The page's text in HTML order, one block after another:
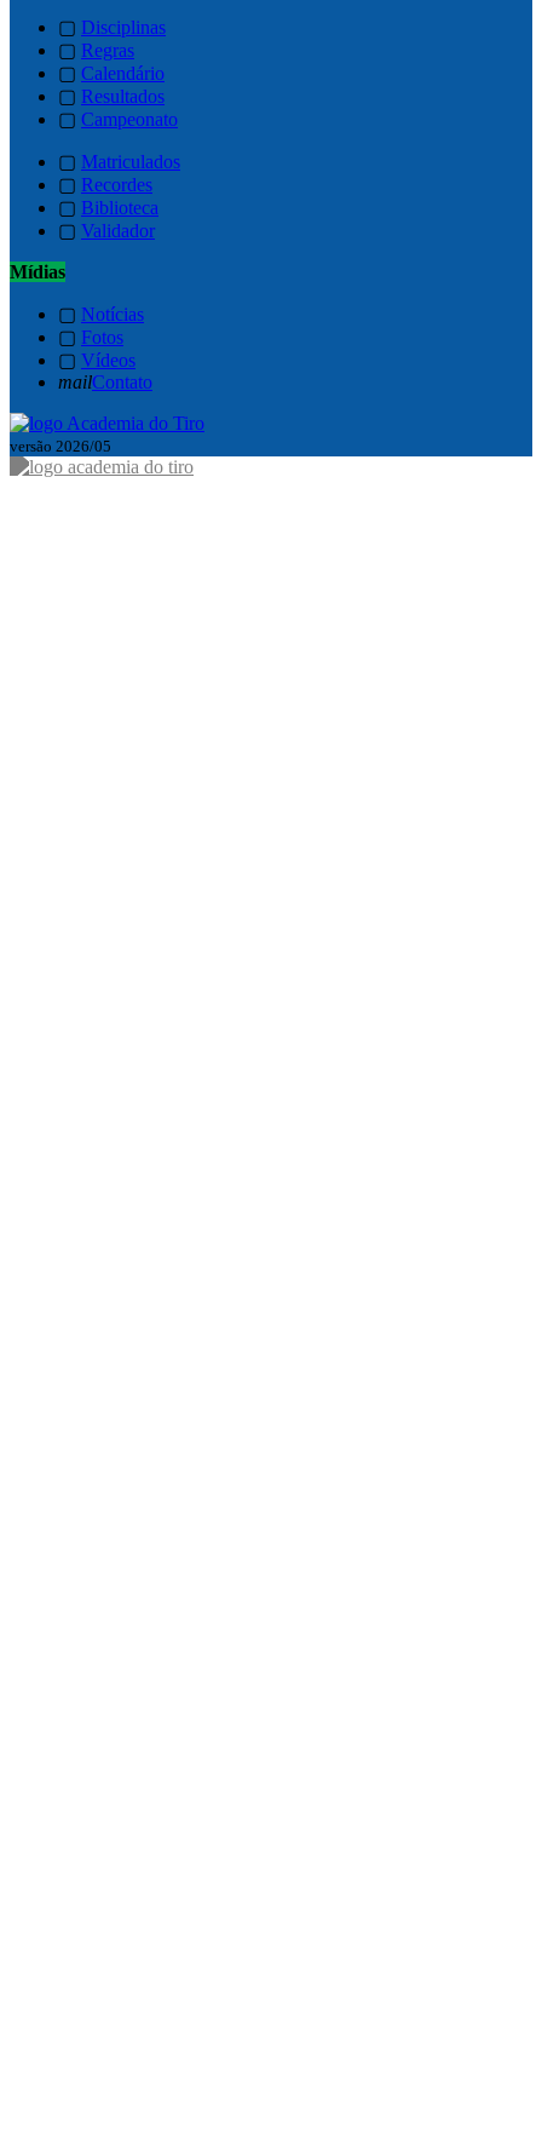
▢ Disciplinas
▢ Regras
▢ Calendário
▢ Resultados
▢ Campeonato
▢ Matriculados
▢ Recordes
▢ Biblioteca
▢ Validador
Mídias
▢ Notícias
▢ Fotos
▢ Vídeos
mailContato
versão 2026/05